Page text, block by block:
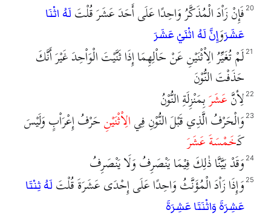
فَإِنْ زَاْدَ الْمُذَكَّرُ وَاحِدًا عَلَى أَحَدَ عَشَرَ قُلْتَ لَهُ اثْنَا
عَشَرَوَإِنَّ لَهُ اثْنَيْ عَشَرَ
20
لَمْ تُغَيِّرُ الِاْثْنَيْنِ عَنْ حَاْلِهِمَا إِذَا ثَنَّيْتَ الْوَاْحِدَ غَيْرَ أَنَّكَ
حَذَفْتَ النُّوْنَ
21
لِأنَّعَشَرَبِمَنْزِلَةِ النُّوْنُ 22
وَالْحَرْفُ الَّذِي قَبْلَ النُّوْنِ فِيالِاْثْنَيْنِحَرْفُ إِعْرَاْبٍ وَلَيْسَ
كَـخَمْسَةَ عَشَرَ
23
وَقَدْ بَيَّنَّا ذٰلِكَ فِيْمَا يَنْصَرِفُ وَلَا يَنْصَرِفُ 24
وَإِذَا زَاْدَ الْمُؤَنَّثُ وَاحِدًا عَلَى إِحْدَى عَشَرَةَ قُلْتَ لَهُ ثِنْتَا
عَشِرَةَ وَاثْنَتَا عَشِرَةَ
25